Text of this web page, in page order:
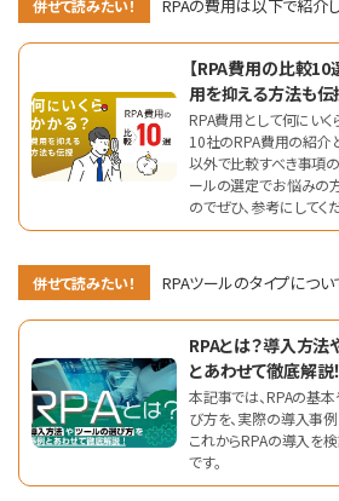
併せて読みたい！ RPAの費用は以下で紹介
【RPA費用の比較10
用を抑える方法も伝
RPA費用として何にい
10社のRPA費用の紹介
以外で比較すべき事項
ールの選定でお悩みの
のでぜひ、参考にしてく
併せて読みたい！ RPAツールのタイプについ
RPAとは？導入方
とあわせて徹底解説！
本記事では、RPAの基
び方を、実際の導入事
これからRPAの導入を
です。